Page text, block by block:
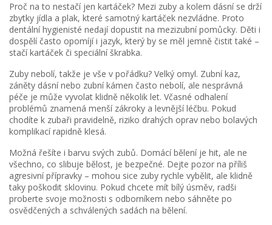
Proč na to nestačí jen kartáček? Mezi zuby a kolem dásní se drží
zbytky jídla a plak, které samotný kartáček nezvládne. Proto
dentální hygienisté nedají dopustit na mezizubní pomůcky. Děti i
dospělí často opomíjí i jazyk, který by se měl jemně čistit také –
stačí kartáček či speciální škrabka.
Zuby nebolí, takže je vše v pořádku? Velký omyl. Zubní kaz,
záněty dásní nebo zubní kámen často nebolí, ale nesprávná
péče je může vyvolat klidně několik let. Včasné odhalení
problémů znamená menší zákroky a levnější léčbu. Pokud
chodíte k zubaři pravidelně, riziko drahých oprav nebo bolavých
komplikací rapidně klesá.
Možná řešíte i barvu svých zubů. Domácí bělení je hit, ale ne
všechno, co slibuje bělost, je bezpečné. Dejte pozor na příliš
agresivní přípravky – mohou sice zuby rychle vybělit, ale klidně
taky poškodit sklovinu. Pokud chcete mít bílý úsměv, radši
proberte svoje možnosti s odborníkem nebo sáhněte po
osvědčených a schválených sadách na bělení.